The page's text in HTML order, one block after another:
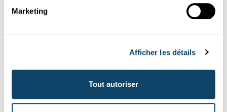
Marketing
Afficher les détails
Tout autoriser
Un projet de l’équipe du SciTeach Center aide les enseignants
University of Luxembourg